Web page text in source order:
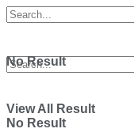
No Result
No Result
View All Result